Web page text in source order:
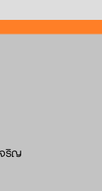
ริญ